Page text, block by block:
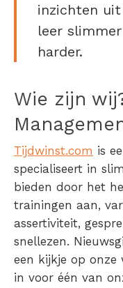
inzichten
leer
harder.
Wie zijn
Tijdwinst.com is
specialiseert in
bieden door het
trainingen aan,
assertiviteit,
snellezen.
een kijkje op onze
in voor één van